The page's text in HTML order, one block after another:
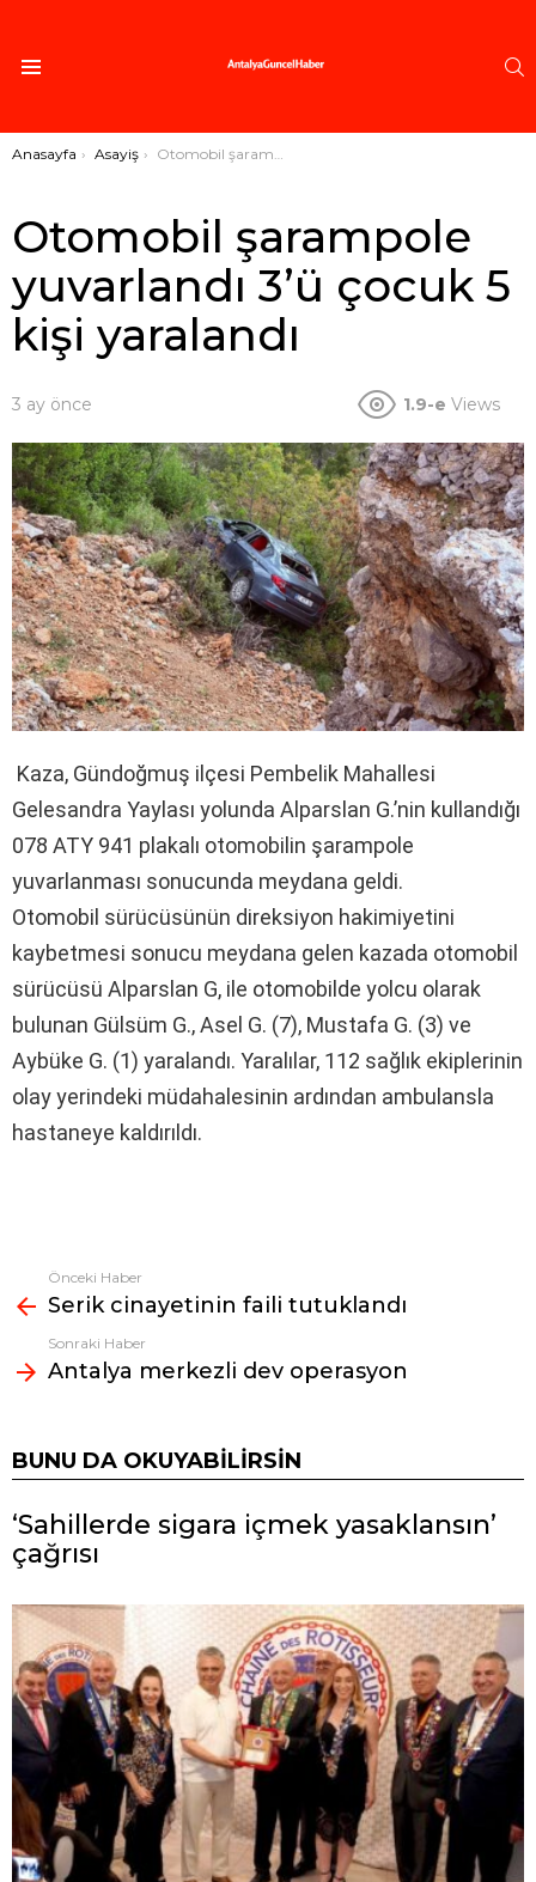
Buradasınız:
Anasayfa Asayiş Otomobil şarampole yuvarlandı 3’ü çocuk 5 kişi yaralandı
Otomobil şarampole
yuvarlandı 3’ü çocuk 5
kişi yaralandı
3 ay önce 1.9-e Views
Kaza, Gündoğmuş ilçesi Pembelik Mahallesi
Gelesandra Yaylası yolunda Alparslan G.’nin kullandığı
078 ATY 941 plakalı otomobilin şarampole
yuvarlanması sonucunda meydana geldi.
Otomobil sürücüsünün direksiyon hakimiyetini
kaybetmesi sonucu meydana gelen kazada otomobil
sürücüsü Alparslan G, ile otomobilde yolcu olarak
bulunan Gülsüm G., Asel G. (7), Mustafa G. (3) ve
Aybüke G. (1) yaralandı. Yaralılar, 112 sağlık ekiplerinin
olay yerindeki müdahalesinin ardından ambulansla
hastaneye kaldırıldı.
Fazlasına
bak
Önceki Haber
Serik cinayetinin faili tutuklandı
Sonraki Haber
Antalya merkezli dev operasyon
BUNU DA OKUYABILIRSIN
‘Sahillerde sigara içmek yasaklansın’
çağrısı